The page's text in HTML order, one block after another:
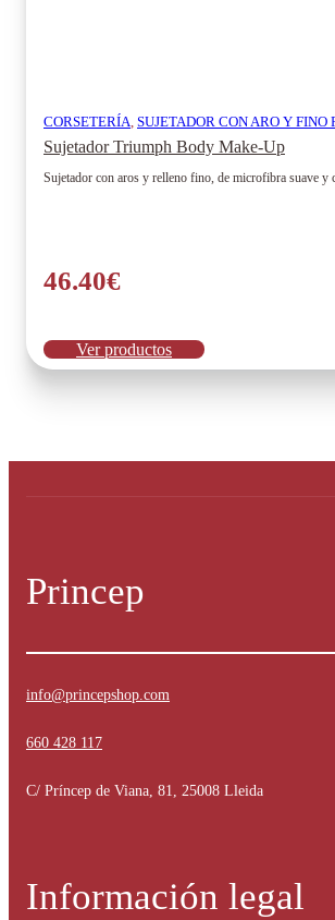
CORSETERÍA SUJETADOR CON ARO Y FINO
Sujetador Triumph Body Make-Up
Sujetador con aros y relleno fino, de microfibra suave y
46.40€
Ver productos
Princep
info@princepshop.com
660 428 117
C/ Príncep de Viana, 81, 25008 Lleida
Información legal